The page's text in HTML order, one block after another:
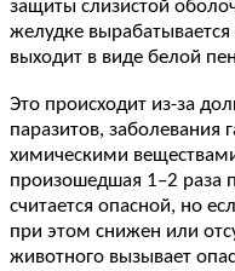
защиты слизистой
желудке
выходит в виде белой
Это происходит из-за
паразитов, заболевания
химическими
произошедшая 1–2 раза
считается опасной, но
при этом снижен или
животного вызывает